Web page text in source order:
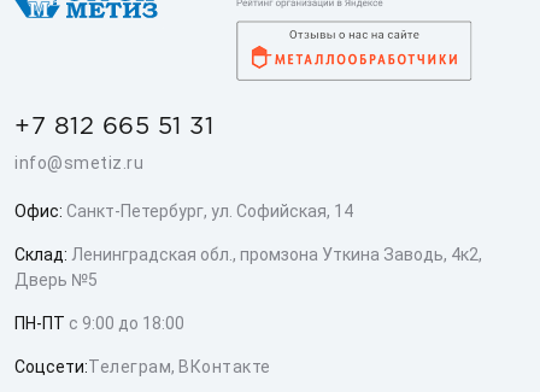
+7 812 665 51 31
info@smetiz.ru
Офис: Санкт-Петербург, ул. Софийская, 14
Склад: Ленинградская обл., промзона Уткина Заводь, 4к2,
Дверь №5
ПН-ПТ с 9:00 до 18:00
Соцсети:Телеграм, ВКонтакте